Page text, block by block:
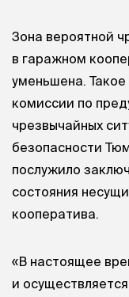
Зона вероятной
в гаражном
уменьшена.
комиссии по
чрезвычайных
безопасности
послужило
состояния
кооператива.
«В настоящее
и